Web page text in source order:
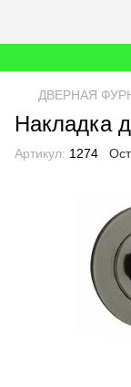
ДВЕРНАЯ
Накладка
Артикул: 1274